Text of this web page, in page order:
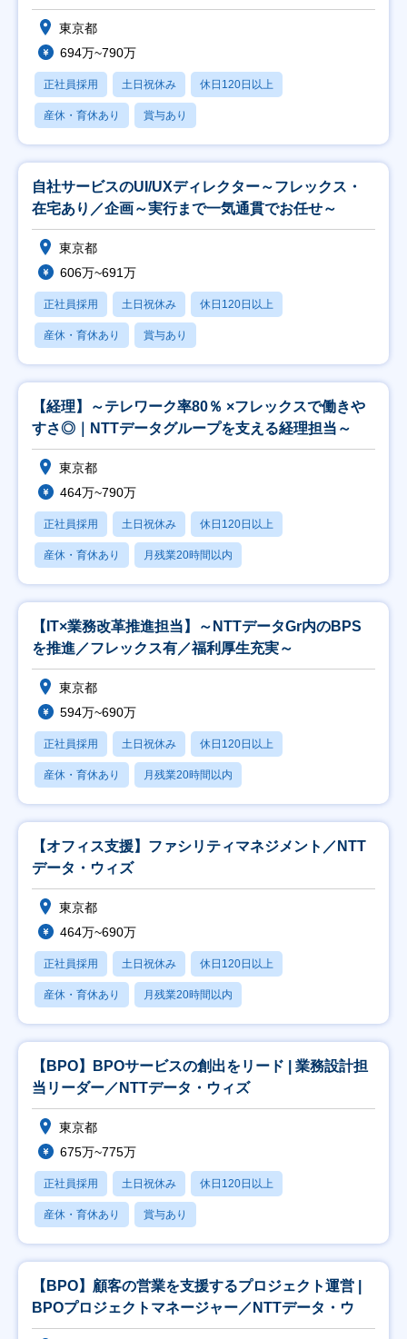
東京都
694万~790万
正社員採用 土日祝休み 休日120日以上
産休・育休あり 賞与あり
自社サービスのUI/UXディレクター～フレックス・
在宅あり／企画～実行まで一気通貫でお任せ～
東京都
606万~691万
正社員採用 土日祝休み 休日120日以上
産休・育休あり 賞与あり
【経理】～テレワーク率80％ ×フレックスで働きや
すさ◎｜NTTデータグループを支える経理担当～
東京都
464万~790万
正社員採用 土日祝休み 休日120日以上
産休・育休あり 月残業20時間以内
【IT×業務改革推進担当】～NTTデータGr内のBPS
を推進／フレックス有／福利厚生充実～
東京都
594万~690万
正社員採用 土日祝休み 休日120日以上
産休・育休あり 月残業20時間以内
【オフィス支援】ファシリティマネジメント／NTT
データ・ウィズ
東京都
464万~690万
正社員採用 土日祝休み 休日120日以上
産休・育休あり 月残業20時間以内
【BPO】BPOサービスの創出をリード | 業務設計担
当リーダー／NTTデータ・ウィズ
東京都
675万~775万
正社員採用 土日祝休み 休日120日以上
産休・育休あり 賞与あり
【BPO】顧客の営業を支援するプロジェクト運営 |
BPOプロジェクトマネージャー／NTTデータ・ウ